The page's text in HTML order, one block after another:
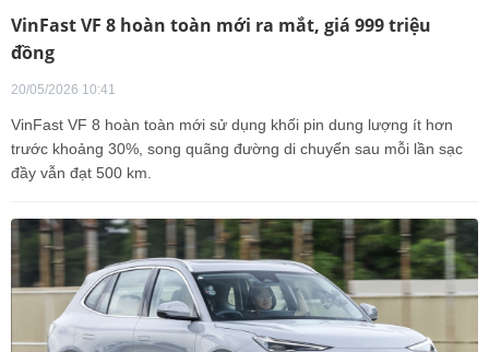
VinFast VF 8 hoàn toàn mới ra mắt, giá 999 triệu
đồng
20/05/2026 10:41
VinFast VF 8 hoàn toàn mới sử dụng khối pin dung lượng ít hơn
trước khoảng 30%, song quãng đường di chuyển sau mỗi lần sạc
đầy vẫn đạt 500 km.